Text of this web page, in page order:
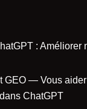
: Améliorer
GEO — Vous
ChatGPT